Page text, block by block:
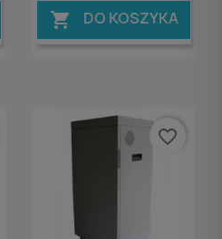
 DO KOSZYKA
favorite_border